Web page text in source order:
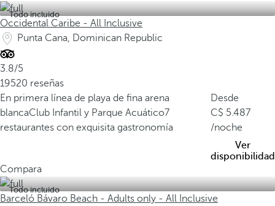
Todo incluido
Occidental Caribe - All Inclusive
Punta Cana, Dominican Republic
3.8/5
19520 reseñas
En primera línea de playa de fina arena
blancaClub Infantil y Parque Acuático7
restaurantes con exquisita gastronomía
Desde
5.487
/noche
Ver
disponibilidad
Compara
Todo incluido
Barceló Bávaro Beach - Adults only - All Inclusive
o
r
l
a
U
N
E
S
C
l
a
C